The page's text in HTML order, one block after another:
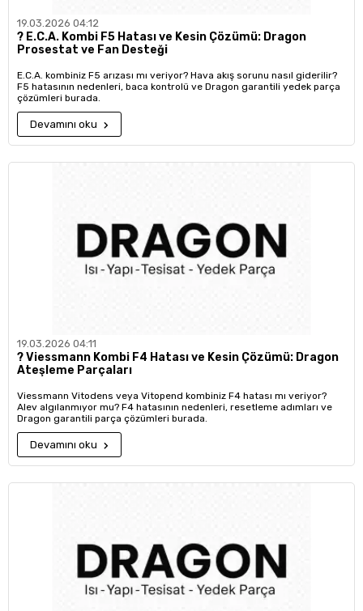
19.03.2026 04:12
?️ E.C.A. Kombi F5 Hatası ve Kesin Çözümü: Dragon
Prosestat ve Fan Desteği
E.C.A. kombiniz F5 arızası mı veriyor? Hava akış sorunu nasıl giderilir?
F5 hatasının nedenleri, baca kontrolü ve Dragon garantili yedek parça
çözümleri burada.
Devamını oku
19.03.2026 04:11
?️ Viessmann Kombi F4 Hatası ve Kesin Çözümü: Dragon
Ateşleme Parçaları
Viessmann Vitodens veya Vitopend kombiniz F4 hatası mı veriyor?
Alev algılanmıyor mu? F4 hatasının nedenleri, resetleme adımları ve
Dragon garantili parça çözümleri burada.
Devamını oku